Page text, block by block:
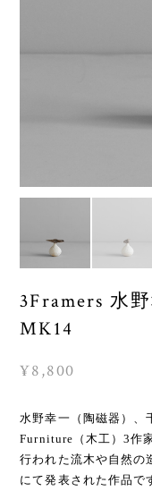
3Framers 水
MK14
¥8,800
水野幸一（陶磁器）、
Furniture（木工）3作
行われた流木や自然の
にて発表された作品で